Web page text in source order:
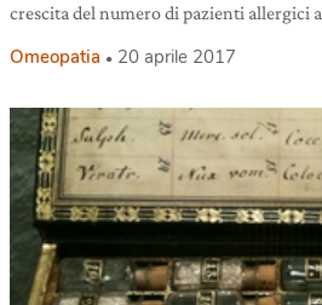
crescita del numero di pazienti allergici a
Omeopatia 20 aprile 2017